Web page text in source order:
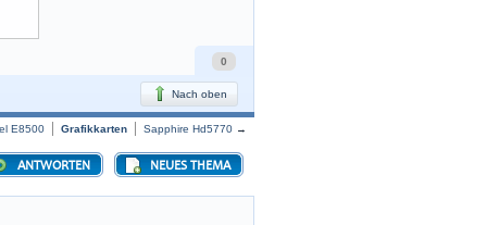
0
Nach oben
E8500 Grafikkarten Sapphire Hd5770 →
NEUES THEMA
ANTWORTEN